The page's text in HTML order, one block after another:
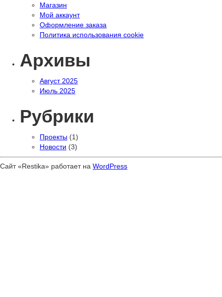
Магазин
Мой аккаунт
Оформление заказа
Политика использования cookie
Архивы
Август 2025
Июль 2025
Рубрики
Проекты (1)
Новости (3)
Сайт «Restika» работает на WordPress